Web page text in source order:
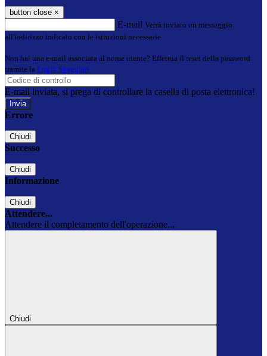
button close ×
E-mail Verrà inviato un messaggio
all'indirizzo indicato con le istruzioni necessarie.
Non hai una e-mail associata al nome utente? Effettua il reset della password
tramite la Login Spaggiari
E-mail inviata, si prega di controllare la casella di posta elettronica!
Errore
Chiudi
Successo
Chiudi
Informazione
Chiudi
Attendere...
Attendere il completamento dell'operazione...
Chiudi